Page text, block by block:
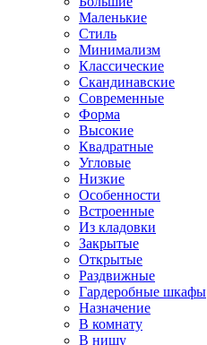
Маленькие
Стиль
Минимализм
Классические
Скандинавские
Современные
Форма
Высокие
Квадратные
Угловые
Низкие
Особенности
Встроенные
Из кладовки
Закрытые
Открытые
Раздвижные
Гардеробные шкафы
Назначение
В комнату
В нишу